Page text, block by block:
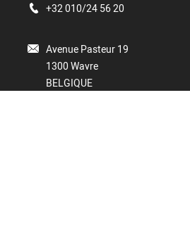
+32 010/24 56 20
Avenue Pasteur 19
1300 Wavre
BELGIQUE